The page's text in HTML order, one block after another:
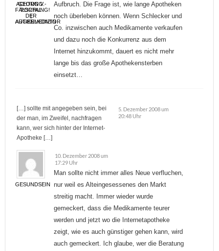
GEORG V.
PORTAL
DER
AUGENMEDIZIN
Aufbruch. Die Frage ist, wie lange Apotheken
noch überleben können. Wenn Schlecker und
Co. inzwischen auch Medikamente verkaufen
und dazu noch die Konkurrenz aus dem
Internet hinzukommt, dauert es nicht mehr
lange bis das große Apothekensterben
einsetzt…
ACHTUNG -
FÄLSCHUNG!
|
ARTIKELKONTOR
5. Dezember 2008 um
20:48 Uhr
[…] sollte mit angegeben sein, bei
der man, im Zweifel, nachfragen
kann, wer sich hinter der Internet-
Apotheke […]
GESUNDSEIN
10. Dezember 2008 um
17:29 Uhr
Man sollte nicht immer alles Neue verfluchen,
nur weil es Alteingesessenes den Markt
streitig macht. Immer wieder wurde
gemeckert, dass die Medikamente teurer
werden und jetzt wo die Internetapotheke
zeigt, wie es auch günstiger gehen kann, wird
auch gemeckert. Ich glaube, wer die Beratung